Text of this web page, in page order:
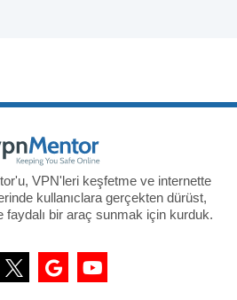
VPN'leri keşfetme ve internette
kullanıclara gerçekten dürüst,
faydalı bir araç sunmak için kurduk.